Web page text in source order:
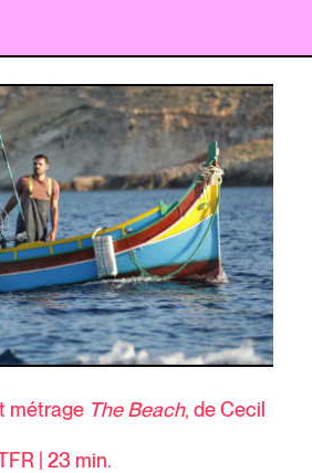
métrage The Beach, de Cecil
| 23 min.